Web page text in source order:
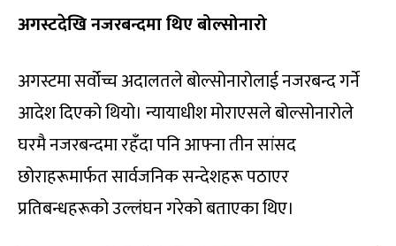
अगस्टदेखि नजरबन्दमा थिए बोल्सोनारो
अगस्टमा सर्वोच्च अदालतले बोल्सोनारोलाई नजरबन्द गर्ने
आदेश दिएको थियो। न्यायाधीश मोराएसले बोल्सोनारोले
घरमै नजरबन्दमा रहँदा पनि आफ्ना तीन सांसद
छोराहरूमार्फत सार्वजनिक सन्देशहरू पठाएर
प्रतिबन्धहरूको उल्लंघन गरेको बताएका थिए।